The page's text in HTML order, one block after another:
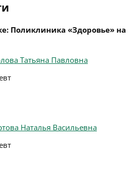
Поликлиника «Здоровье» на
Татьяна Павловна
Наталья Васильевна